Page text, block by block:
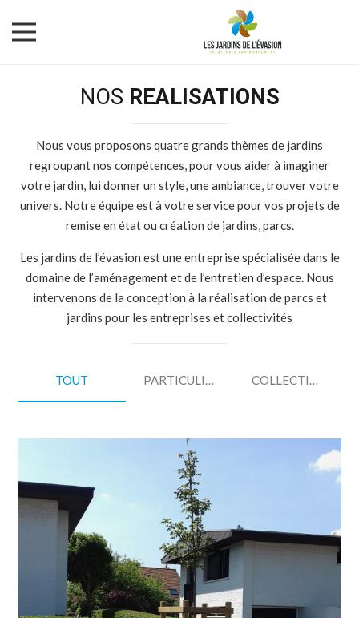
NOS REALISATIONS
Nous vous proposons quatre grands thèmes de jardins
regroupant nos compétences, pour vous aider à imaginer
votre jardin, lui donner un style, une ambiance, trouver votre
univers. Notre équipe est à votre service pour vos projets de
remise en état ou création de jardins, parcs.
Les jardins de l’évasion est une entreprise spécialisée dans le
domaine de l’aménagement et de l’entretien d’espace. Nous
intervenons de la conception à la réalisation de parcs et
jardins pour les entreprises et collectivités
TOUT PARTICULIERS COLLECTIVITES